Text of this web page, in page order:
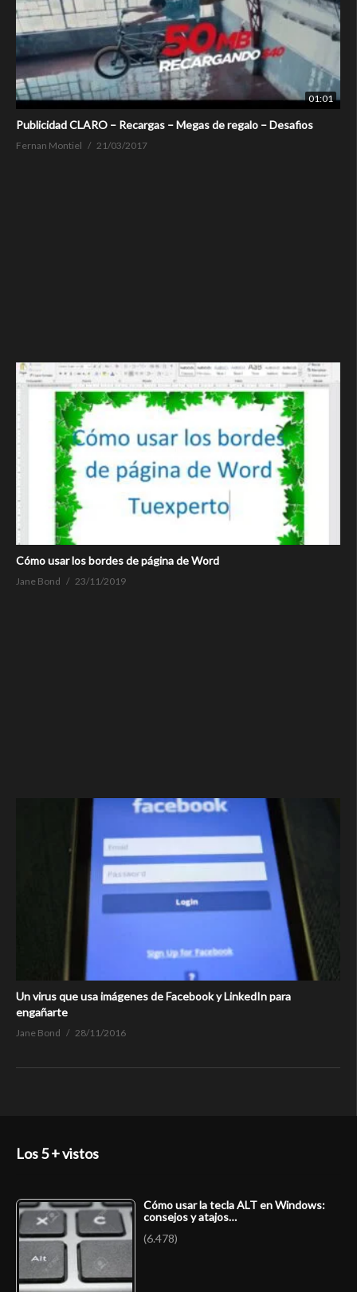
01:01
Publicidad CLARO – Recargas – Megas de regalo – Desafios
Fernan Montiel 21/03/2017
Cómo usar los bordes de página de Word
Jane Bond 23/11/2019
Un virus que usa imágenes de Facebook y LinkedIn para
engañarte
Jane Bond 28/11/2016
Los 5 + vistos
Cómo usar la tecla ALT en Windows:
consejos y atajos…
(6.478)